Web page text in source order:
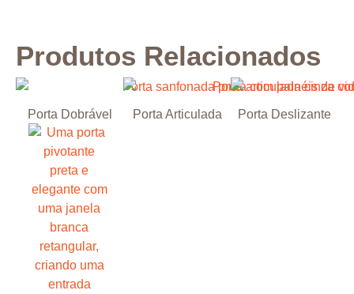
Produtos Relacionados
Porta Dobrável Porta Articulada Porta Deslizante